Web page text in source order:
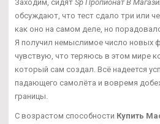
Заходим, сидят Sp Пропионат В
обсуждают, что тест сдало три или
как оно на самом деле, но
Я получил немыслимое число новых
чувствую, что теряюсь в этом мире
который сам создал. Всё надеется
падающего самолёта и вовремя
границы.
С возрастом способности Купить